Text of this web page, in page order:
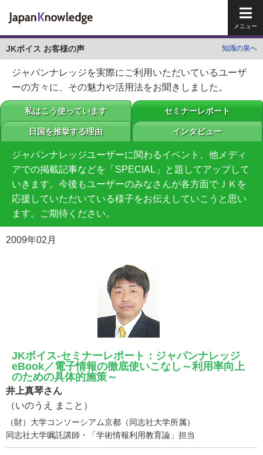
JKボイス お客様の声 知識の泉へ
ジャパンナレッジを実際にご利用いただいているユーザ
ーの方々に、その魅力や活用法をお聞きしました。
私はこう使っています セミナーレポート
日国を推挙する理由 インタビュー
ジャパンナレッジユーザーに関わるイベント、他メディ
アでの掲載記事などを「SPECIAL」と題してアップして
いきます。今後もユーザーのみなさんが各方面でＪＫを
応援していただいている様子をお伝えしていこうと思い
ます。ご期待ください。
2009年02月
JKボイス-セミナーレポート：ジャパンナレッジ
eBook／電子情報の徹底使いこなし～利用率向上
のための具体的施策～
井上真琴さん
（いのうえ まこと）
（財）大学コンソーシアム京都（同志社大学所属）
同志社大学嘱託講師・「学術情報利用教育論」担当